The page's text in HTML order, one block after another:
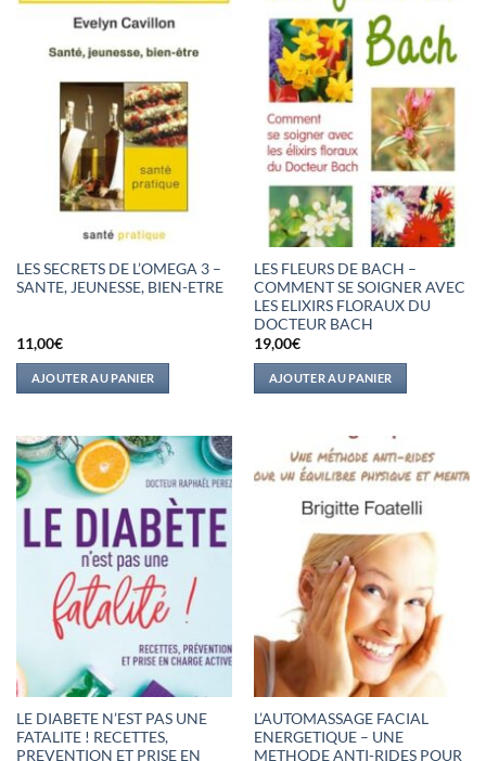
LES SECRETS DE L’OMEGA 3 –
SANTE, JEUNESSE, BIEN-ETRE
11,00€
AJOUTER AU PANIER
LES FLEURS DE BACH –
COMMENT SE SOIGNER AVEC
LES ELIXIRS FLORAUX DU
DOCTEUR BACH
19,00€
AJOUTER AU PANIER
LE DIABETE N’EST PAS UNE
FATALITE ! RECETTES,
PREVENTION ET PRISE EN
L’AUTOMASSAGE FACIAL
ENERGETIQUE – UNE
METHODE ANTI-RIDES POUR